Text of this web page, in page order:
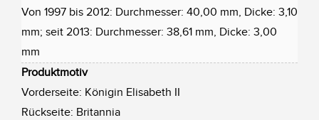
Von 1997 bis 2012: Durchmesser: 40,00 mm, Dicke: 3,10
mm; seit 2013: Durchmesser: 38,61 mm, Dicke: 3,00
mm
Produktmotiv
Vorderseite: Königin Elisabeth II
Rückseite: Britannia